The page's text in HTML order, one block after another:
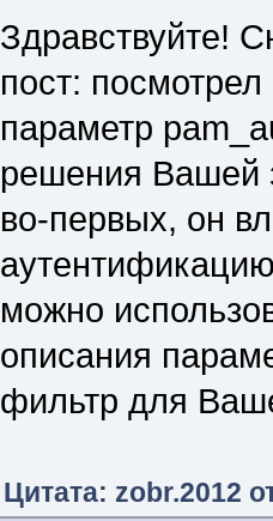
Здравствуйте!
пост:
параметр
решения Вашей
во-первых, он
можно
описания
фильтр для
Цитата: zobr.2012